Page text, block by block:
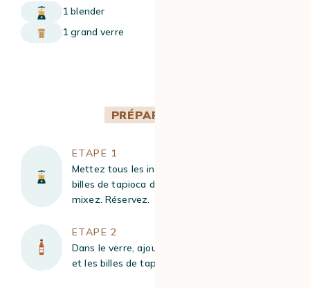
1 blender
1 grand verre
PRÉPARATION
ETAPE 1
Mettez tous les ingrédients, sauf le sirop et les
billes de tapioca dans votre blender, puis
mixez. Réservez.
ETAPE 2
Dans le verre, ajoutez votre sirop de caramel
et les billes de tapioca.